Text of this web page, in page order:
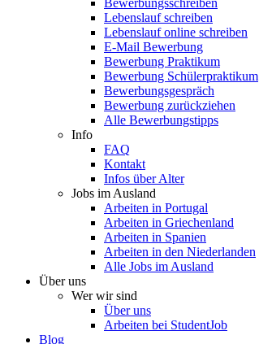
Bewerbungsschreiben
Lebenslauf schreiben
Lebenslauf online schreiben
E-Mail Bewerbung
Bewerbung Praktikum
Bewerbung Schülerpraktikum
Bewerbungsgespräch
Bewerbung zurückziehen
Alle Bewerbungstipps
Info
FAQ
Kontakt
Infos über Alter
Jobs im Ausland
Arbeiten in Portugal
Arbeiten in Griechenland
Arbeiten in Spanien
Arbeiten in den Niederlanden
Alle Jobs im Ausland
Über uns
Wer wir sind
Über uns
Arbeiten bei StudentJob
Blog